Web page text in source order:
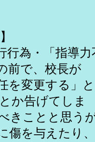
為・「指導力
前で、校長が
変更する」と
か告げてしま
ことと思う
与えたり、